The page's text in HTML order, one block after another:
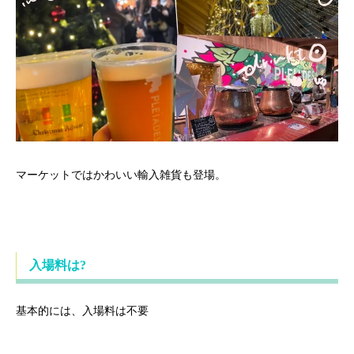
マーケットではかわいい輸入雑貨も登場。
入場料は?
基本的には、入場料は不要